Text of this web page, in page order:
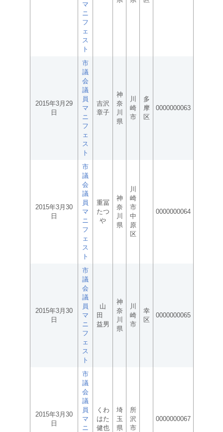
マ
ニ
フ
ェ
ス
ト
2015年3月29
日
市
議
会
議
員
マ
ニ
フ
ェ
ス
ト
吉沢
章子
神
奈
川
県
川
崎
市
多
摩
区
0000000063
2015年3月30
日
市
議
会
議
員
マ
ニ
フ
ェ
ス
ト
重冨
たつ
や
神
奈
川
県
川
崎
市
中
原
区
0000000064
2015年3月30
日
市
議
会
議
員
マ
ニ
フ
ェ
ス
ト
山
田
益男
神
奈
川
県
川
崎
市
幸
区
0000000065
2015年3月30
日
市
議
会
議
員
マ
ニ
くわ
はた
健也
埼
玉
県
所
沢
市
0000000067